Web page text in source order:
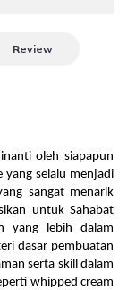
Review
oleh siapapun
yang selalu menjadi
sangat menarik
untuk Sahabat
yang lebih dalam
dasar pembuatan
serta skill dalam
whipped cream